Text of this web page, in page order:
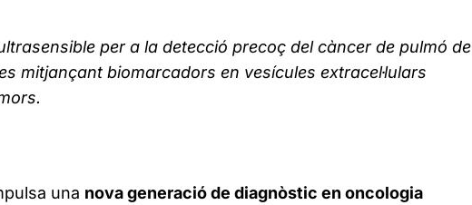
per a la detecció precoç del càncer de pulmó de
mitjançant biomarcadors en vesícules extracel·lulars
una nova generació de diagnòstic en oncologia